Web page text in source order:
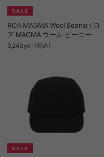
ROA MAGMA Wool Beanie / ロ
ア MAGMA ウール ビーニー
9,240yen（税込）